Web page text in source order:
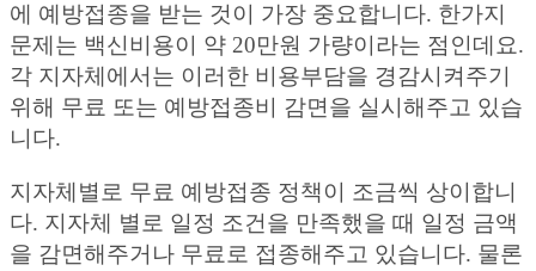
에 예방접종을 받는 것이 가장 중요합니다. 한가지
문제는 백신비용이 약 20만원 가량이라는 점인데요.
각 지자체에서는 이러한 비용부담을 경감시켜주기
위해 무료 또는 예방접종비 감면을 실시해주고 있습
니다.
지자체별로 무료 예방접종 정책이 조금씩 상이합니
다. 지자체 별로 일정 조건을 만족했을 때 일정 금액
을 감면해주거나 무료로 접종해주고 있습니다. 물론